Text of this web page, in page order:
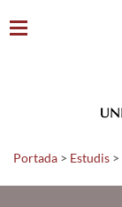
Portada > Estudis >